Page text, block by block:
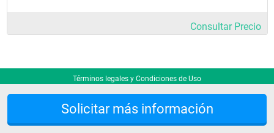
Solicitar más información
Consultar Precio
Términos legales y Condiciones de Uso